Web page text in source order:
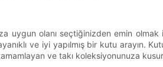
uygun olanı seçtiğinizden emin
ve iyi yapılmış bir kutu arayın.
ve takı koleksiyonunuza